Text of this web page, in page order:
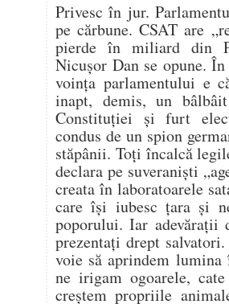
Privesc în jur.
pe cărbune. CSAT are
pierde în miliard din
Nicușor Dan se opune.
voința parlamentului e
inapt, demis, un
Constituției și furt
condus de un spion
stăpânii. Toți încalcă
declara pe suveraniști
creata în laboratoarele
care își iubesc țara și
poporului. Iar adevărații
prezentați drept
voie să aprindem lumina
ne irigam ogoarele,
creștem propriile